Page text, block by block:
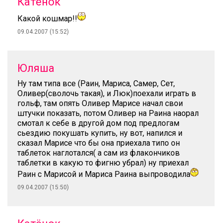
Какой кошмар!!
09.04.2007 (15:52)
Юляша
Ну там типа все (Раин, Мариса, Самер, Сет,
Оливер(сволочь такая), и Люк)поехали играть в
гольф, там опять Оливер Марисе начал свои
штучки показать, потом Оливер на Раина наорал
смотал к себе в другой дом под предлогам
сьездию покушать купить, ну вот, напился и
сказал Марисе что бы она приехала типо он
таблеток наглотался( а сам из флакончиков
таблетки в какую то фигню убрал) ну приехал
Раин с Марисой и Мариса Раина выпроводила
09.04.2007 (15:50)